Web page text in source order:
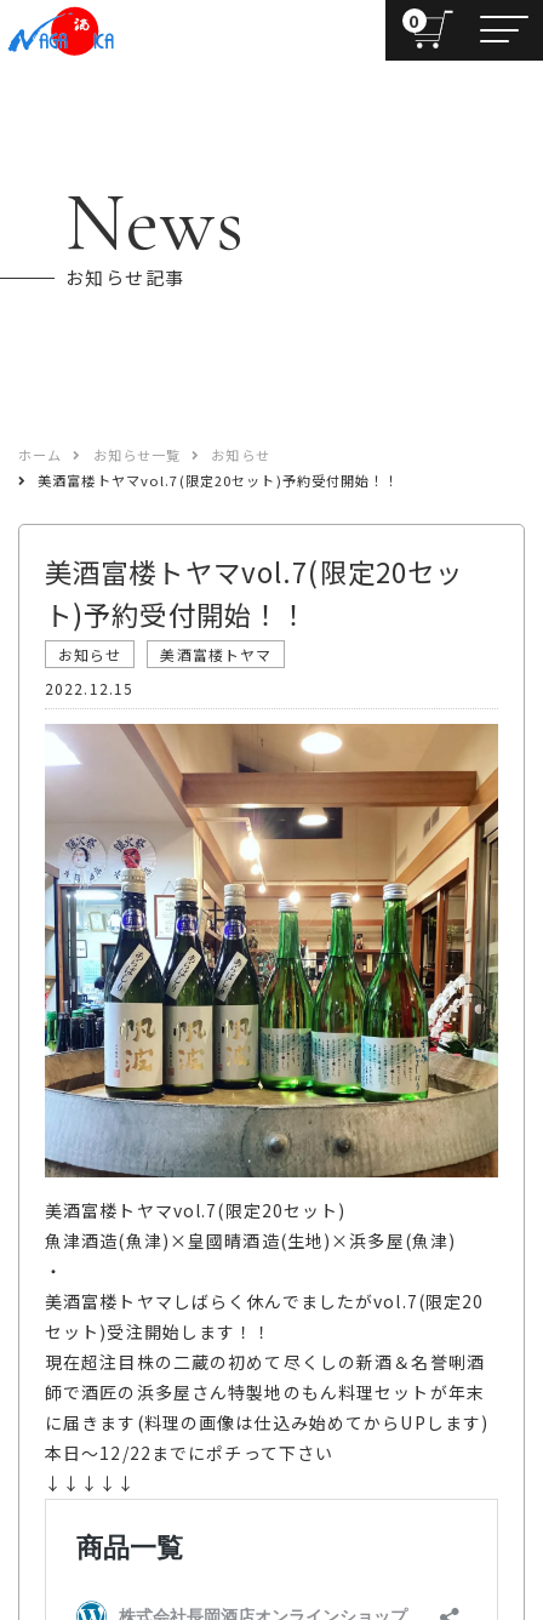
0
News
お知らせ記事
ホーム お知らせ一覧
お知らせ
美酒富楼トヤマvol.7(限定20セット)予約受付開始！！
美酒富楼トヤマvol.7(限定20セッ
ト)予約受付開始！！
お知らせ
美酒富楼トヤマ
2022.12.15
美酒富楼トヤマvol.7(限定20セット)
魚津酒造(魚津)×皇國晴酒造(生地)×浜多屋(魚津)
・
美酒富楼トヤマしばらく休んでましたがvol.7(限定20
セット)受注開始します！！
現在超注目株の二蔵の初めて尽くしの新酒＆名誉唎酒
師で酒匠の浜多屋さん特製地のもん料理セットが年末
に届きます(料理の画像は仕込み始めてからUPします)
本日～12/22までにポチって下さい
↓↓↓↓↓